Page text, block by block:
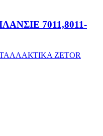
7011,8011-
ZETOR